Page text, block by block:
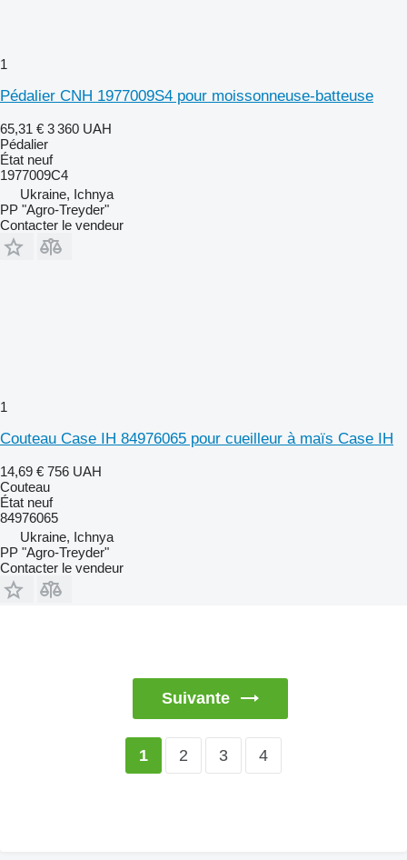
1
Pédalier CNH 1977009S4 pour moissonneuse-batteuse
65,31 € 3 360 UAH
Pédalier
État neuf
1977009С4
Ukraine, Ichnya
PP "Agro-Treyder"
Contacter le vendeur
1
Couteau Case IH 84976065 pour cueilleur à maïs Case IH
14,69 € 756 UAH
Couteau
État neuf
84976065
Ukraine, Ichnya
PP "Agro-Treyder"
Contacter le vendeur
Suivante
1 2 3 4